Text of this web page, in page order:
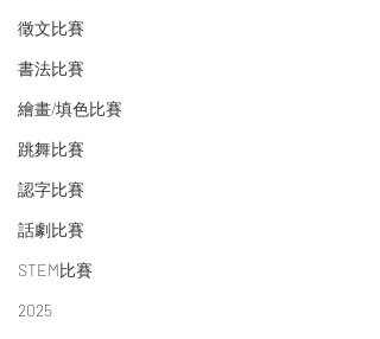
徵文比賽
書法比賽
繪畫/填色比賽
跳舞比賽
認字比賽
話劇比賽
STEM比賽
2025